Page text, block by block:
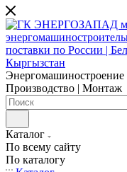
Энергомашиностроение
Производство | Монтаж
Каталог
По всему сайту
По каталогу